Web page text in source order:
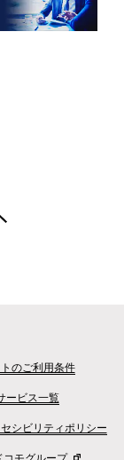
のご利用条件
ービス一覧
シビリティポリシー